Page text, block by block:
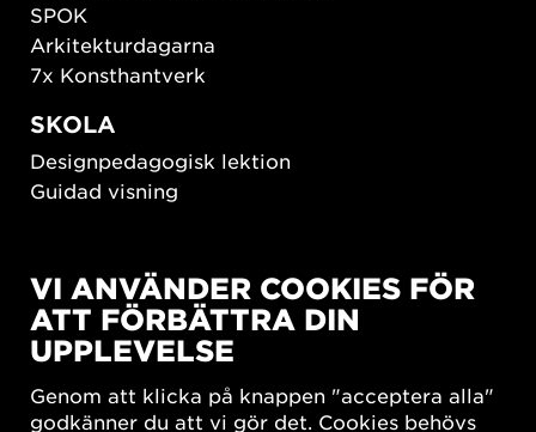
SPOK
Arkitekturdagarna
7x Konsthantverk
SKOLA
Designpedagogisk lektion
Guidad visning
New European Bauhaus
SUSTAINORDIC
Share Future Living
What Matter_s
VI ANVÄNDER COOKIES FÖR
ATT FÖRBÄTTRA DIN
UPPLEVELSE
Genom att klicka på knappen "acceptera alla"
godkänner du att vi gör det. Cookies behövs